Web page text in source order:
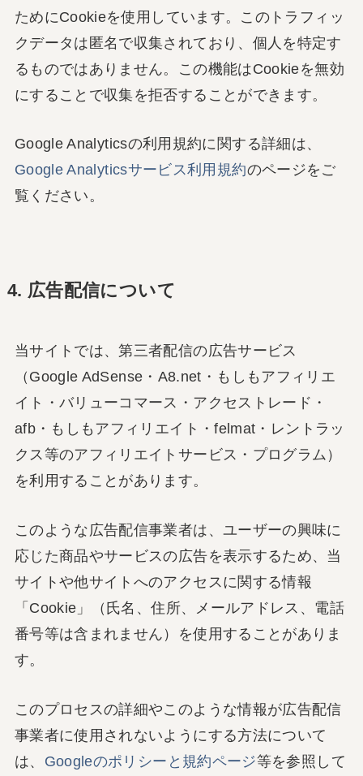
ためにCookieを使用しています。このトラフィッ
クデータは匿名で収集されており、個人を特定す
るものではありません。この機能はCookieを無効
にすることで収集を拒否することができます。
Google Analyticsの利用規約に関する詳細は、
Google Analyticsサービス利用規約のページをご
覧ください。
4. 広告配信について
当サイトでは、第三者配信の広告サービス
（Google AdSense・A8.net・もしもアフィリエ
イト・バリューコマース・アクセストレード・
afb・もしもアフィリエイト・felmat・レントラッ
クス等のアフィリエイトサービス・プログラム）
を利用することがあります。
このような広告配信事業者は、ユーザーの興味に
応じた商品やサービスの広告を表示するため、当
サイトや他サイトへのアクセスに関する情報
「Cookie」（氏名、住所、メールアドレス、電話
番号等は含まれません）を使用することがありま
す。
このプロセスの詳細やこのような情報が広告配信
事業者に使用されないようにする方法について
は、 Googleのポリシーと規約ページ等を参照して